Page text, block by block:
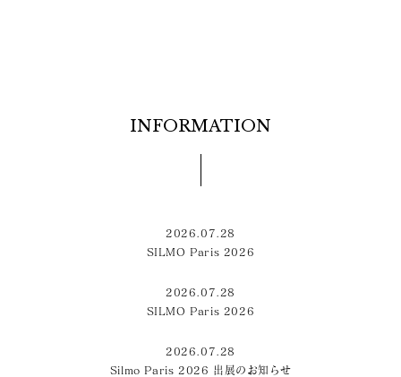
INFORMATION
2026.07.28
SILMO Paris 2026
2026.07.28
SILMO Paris 2026
2026.07.28
Silmo Paris 2026 出展のお知らせ